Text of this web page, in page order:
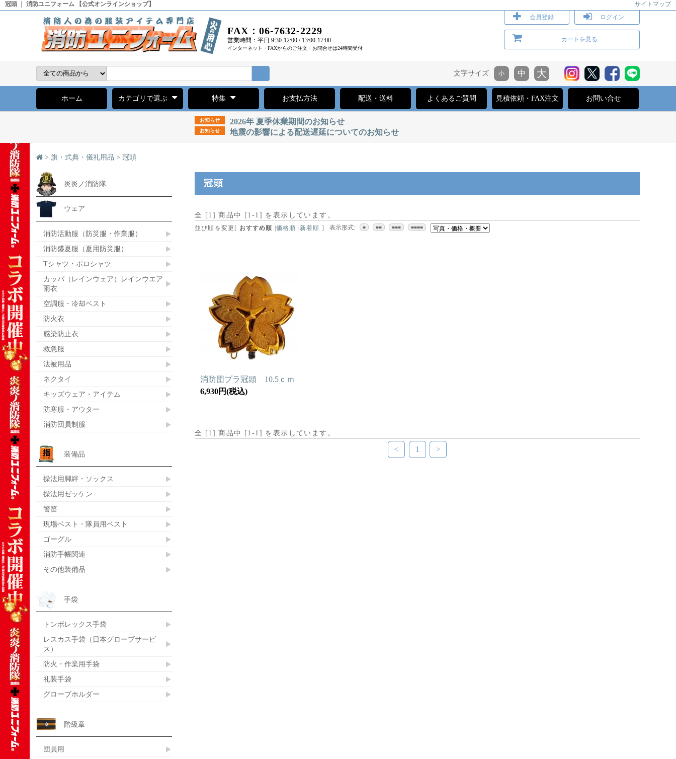
冠頭 ｜ 消防ユニフォーム 【公式オンラインショップ】 サイトマップ
FAX：06-7632-2229
営業時間：平日 9:30-12:00 / 13:00-17:00
インターネット・FAXからのご注文・お問合せは24時間受付
会員登録 ログイン
カートを見る
文字サイズ
ホーム カテゴリで選ぶ 特集 お支払方法 配送・送料 よくあるご質問 見積依頼・FAX注文 お問い合せ
お知らせ 2026年 夏季休業期間のお知らせ
お知らせ 地震の影響による配送遅延についてのお知らせ
> 旗・式典・儀礼用品 > 冠頭
冠頭
全 [ 1 ] 商品中 [ 1 -1 ] を表示しています。
並び順を変更 [ おすすめ順 |価格順 新着順 ] 表示形式: ■ ■■ ■■■ ■■■■
消防団プラ冠頭 10.5ｃｍ
6,930円(税込)
全 [ 1 ] 商品中 [ 1 -1 ] を表示しています。
< 1 >
炎炎ノ消防隊
ウェア
消防活動服（防災服・作業服）
消防盛夏服（夏用防災服）
Tシャツ・ポロシャツ
カッパ（レインウェア）レインウエア
雨衣
空調服・冷却ベスト
防火衣
感染防止衣
救急服
法被用品
ネクタイ
キッズウェア・アイテム
防寒服・アウター
消防団員制服
装備品
操法用脚絆・ソックス
操法用ゼッケン
警笛
現場ベスト・隊員用ベスト
ゴーグル
消防手帳関連
その他装備品
手袋
トンボレックス手袋
レスカス手袋（日本グローブサービ
ス）
防火・作業用手袋
礼装手袋
グローブホルダー
階級章
団員用